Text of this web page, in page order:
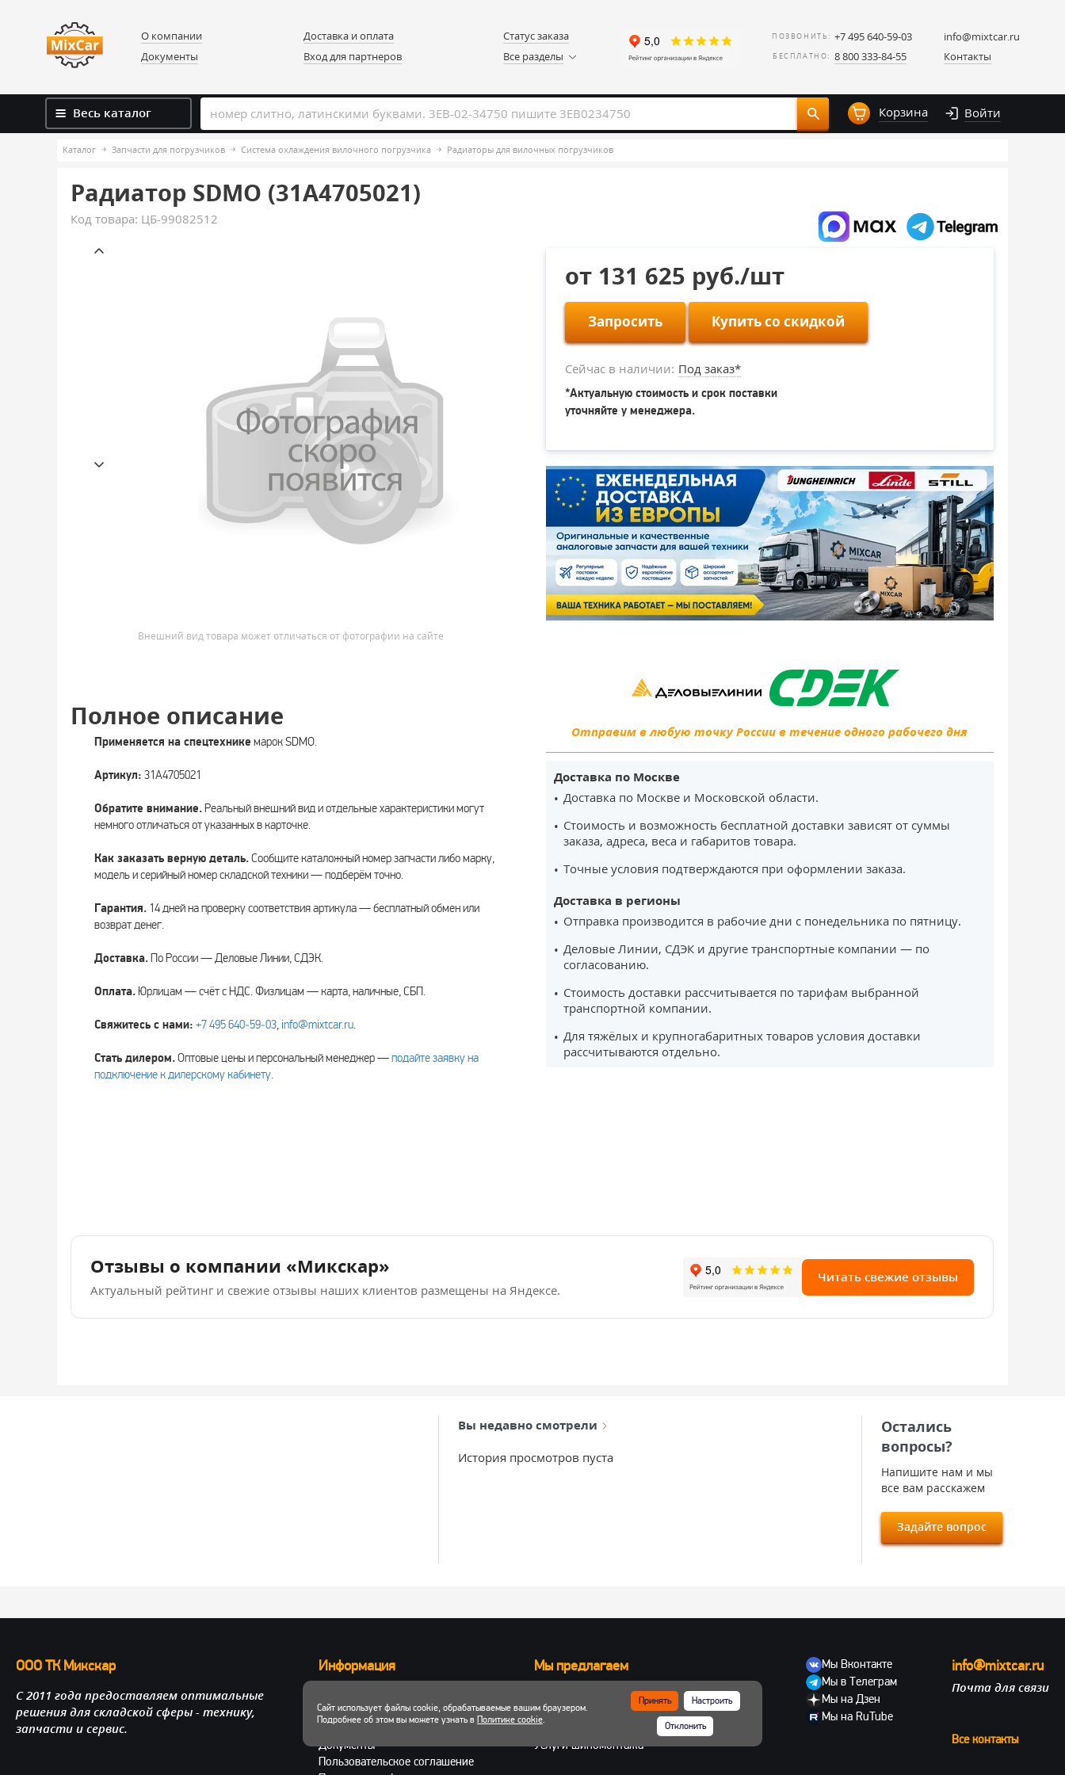
О компании
Документы
Доставка и оплата
Вход для партнеров
Статус заказа
Все разделы
ПОЗВОНИТЬ: +7 495 640-59-03
БЕСПЛАТНО: 8 800 333-84-55
info@mixtcar.ru
Контакты
Весь каталог Корзина Войти
Каталог Запчасти для погрузчиков Система охлаждения вилочного погрузчика Радиаторы для вилочных погрузчиков
Радиатор SDMO (31A4705021)
Код товара: ЦБ-99082512
Внешний вид товара может отличаться от фотографии на сайте
Полное описание
Применяется на спецтехнике марок SDMO.
Артикул: 31A4705021
Обратите внимание.Реальный внешний вид и отдельные характеристики могут
немного отличаться от указанных в карточке.
Как заказать верную деталь.Сообщите каталожный номер запчасти либо марку,
модель и серийный номер складской техники — подберём точно.
Гарантия. 14 дней на проверку соответствия артикула — бесплатный обмен или
возврат денег.
Доставка.По России — Деловые Линии, СДЭК.
Оплата. Юрлицам — счёт с НДС. Физлицам — карта, наличные, СБП.
Свяжитесь с нами: +7 495 640‑59‑03, info@mixtcar.ru.
Стать дилером.Оптовые цены и персональный менеджер —подайте заявку на
подключение к дилерскому кабинету.
от 131 625 руб./шт
Запросить Купить со скидкой
Сейчас в наличии: Под заказ*
*Актуальную стоимость и срок поставки
уточняйте у менеджера.
Отправим в любую точку России в течение одного рабочего дня
Доставка по Москве
Доставка по Москве и Московской области.
Стоимость и возможность бесплатной доставки зависят от суммы
заказа, адреса, веса и габаритов товара.
Точные условия подтверждаются при оформлении заказа.
Доставка в регионы
Отправка производится в рабочие дни с понедельника по пятницу.
Деловые Линии, СДЭК и другие транспортные компании — по
согласованию.
Стоимость доставки рассчитывается по тарифам выбранной
транспортной компании.
Для тяжёлых и крупногабаритных товаров условия доставки
рассчитываются отдельно.
Отзывы о компании «Микскар»
Актуальный рейтинг и свежие отзывы наших клиентов размещены на Яндексе.
Читать свежие отзывы
Вы недавно смотрели
История просмотров пуста
Остались
вопросы?
Напишите нам и мы
все вам расскажем
Задайте вопрос
ООО ТК Микскар
С 2011 года предоставляем оптимальные
решения для складской сферы - технику,
запчасти и сервис.
Информация
Доставка и оплата
Личный кабинет
Документы
Пользовательское соглашение
Мы предлагаем
Запчасти для вилочных погрузчиков
Запчасти для двигателей
Шины, колеса, диски
Услуги шиномонтажа
Мы Вконтакте
Мы в Телеграм
Мы на Дзен
Мы на RuTube
info@mixtcar.ru
Почта для связи
Все контакты
Сайт использует файлы cookie, обрабатываемые вашим браузером.
Подробнее об этом вы можете узнать в Политике cookie.
Принять Настроить
Отклонить